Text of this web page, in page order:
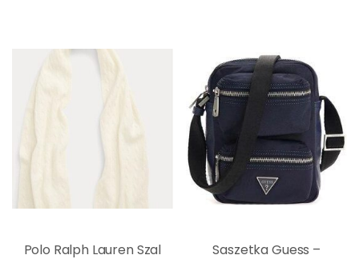
Polo Ralph Lauren Szal
Saszetka Guess –